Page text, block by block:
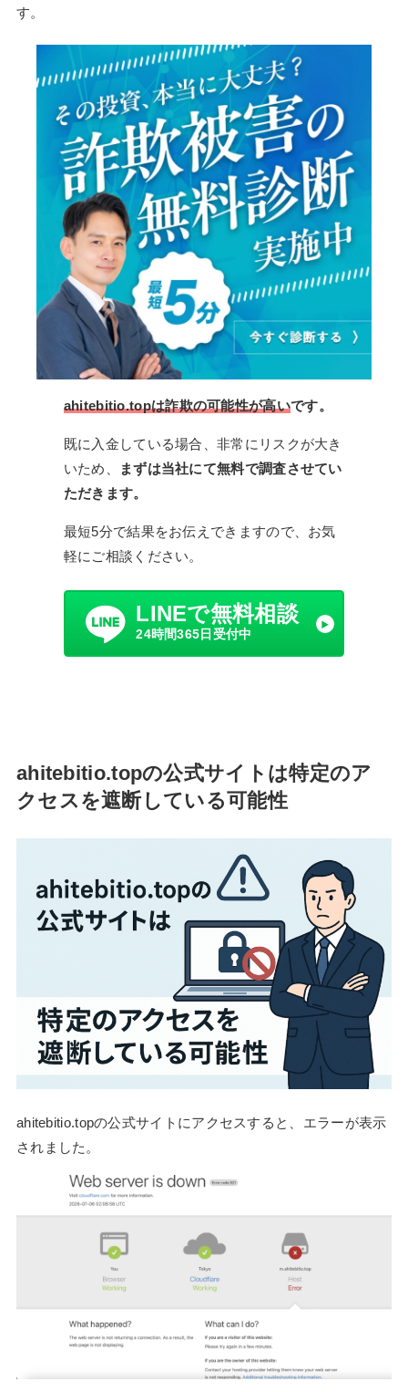
す。
ahitebitio.topは詐欺の可能性が高いです。
既に入金している場合、非常にリスクが大き
いため、
まずは当社にて無料で調査させてい
ただきます。
最短5分で結果をお伝えできますので、お気
軽にご相談ください。
LINEで無料相談
24時間365日受付中
ahitebitio.topの公式サイトは特定のア
クセスを遮断している可能性
ahitebitio.topの公式サイトにアクセスすると、エラーが表示
されました。